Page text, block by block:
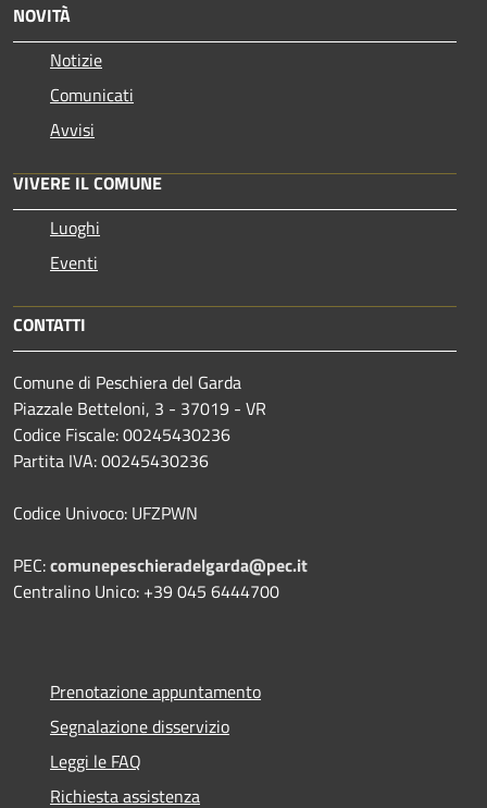
NOVITÀ
Notizie
Comunicati
Avvisi
VIVERE IL COMUNE
Luoghi
Eventi
CONTATTI
Comune di Peschiera del Garda
Piazzale Betteloni, 3 - 37019 - VR
Codice Fiscale: 00245430236
Partita IVA: 00245430236
Codice Univoco: UFZPWN
PEC:comunepeschieradelgarda@pec.it
Centralino Unico: +39 045 6444700
Prenotazione appuntamento
Segnalazione disservizio
Leggi le FAQ
Richiesta assistenza